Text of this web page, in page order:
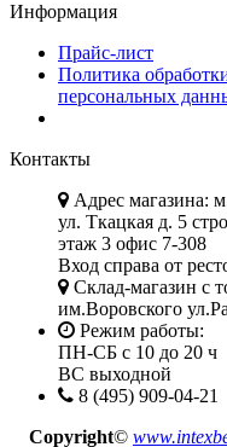
Информация
Прайс-лист
Политика
персональных
Контакты
Адрес магазина:
ул. Ткацкая д. 5
этаж 3 офис 7-308
Вход справа от
Склад-магазин с
им.Воровского
Режим работы:
ПН-СБ с 10 до 20 ч
ВС выходной
8 (495) 909-04-21
Copyright©